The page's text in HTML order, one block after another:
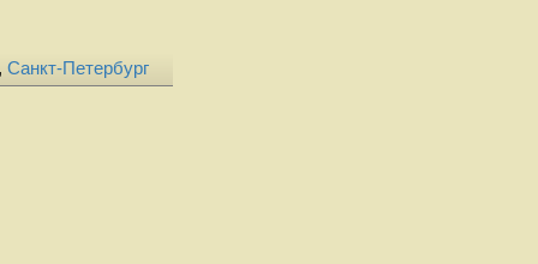
Санкт-Петербург